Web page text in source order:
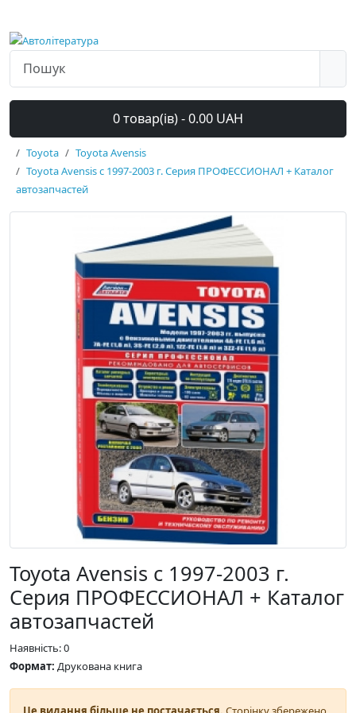
0 товар(ів) - 0.00 UAH
Toyota
Toyota Avensis
Toyota Avensis с 1997-2003 г. Серия ПРОФЕССИОНАЛ + Каталог
автозапчастей
Toyota Avensis с 1997-2003 г.
Серия ПРОФЕССИОНАЛ + Каталог
автозапчастей
Наявність: 0
Формат: Друкована книга